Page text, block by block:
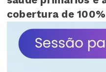
cobertura de
família na maiori...